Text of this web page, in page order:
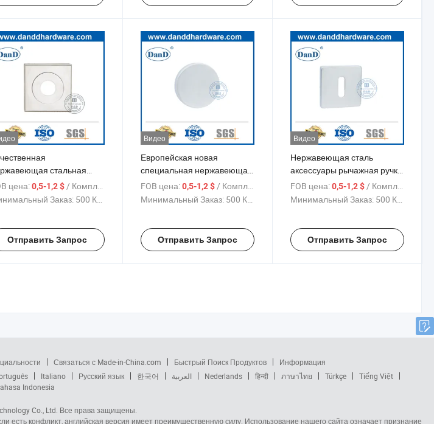
стальная
розетка
дверной ручки
цена: 0,5-1,2 $ / Комплект
Заказ: 500 Комплекты
Отправить Запрос
Видео
Европейская новая
специальная нержавеющая
стальная дверная ручка с
замком и розеткой
FOB цена: 0,5-1,2 $/ Комплект
Минимальный Заказ: 500 Комплекты
Отправить Запрос
Видео
Нержавеющая сталь
аксессуары рычажная ручка
розетка эскутcheon для
проходной двери
FOB цена: 0,5-1,2 $/ Комплект
Минимальный Заказ: 500 Комплекты
Отправить Запрос
Связаться с Made-in-China.com Быстрый Поиск Продуктов
Информация
Italiano Русский язык 한국어 العربية Nederlands हिन्दी ภาษาไทย Türkçe
Tiếng Việt
Indonesia
Co., Ltd. Все права защищены.
есть конфликт, английская версия имеет преимущественную силу. Использование нашего сайта означает признание